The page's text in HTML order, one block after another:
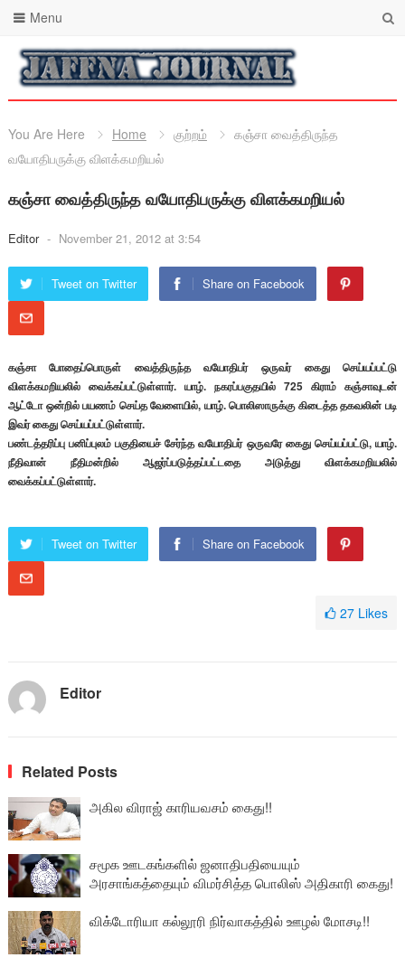
Menu
You Are Here Home குற்றம்
கஞ்சா வைத்திருந்த
வயோதிபருக்கு விளக்கமறியல்
கஞ்சா வைத்திருந்த வயோதிபருக்கு விளக்கமறியல்
Editor - November 21, 2012 at 3:54
Tweet on Twitter Share on Facebook
கஞ்சா போதைப்பொருள் வைத்திருந்த வயோதிபர் ஒருவர் கைது செய்யப்பட்டு
விளக்கமறியலில் வைக்கப்பட்டுள்ளார். யாழ். நகரப்பகுதயில் 725 கிராம் கஞ்சாவுடன்
ஆட்டோ ஒன்றில் பயணம் செய்த வேளையில், யாழ். பொலிஸாருக்கு கிடைத்த தகவலின் படி
இவர் கைது செய்யப்பட்டுள்ளார்.
பண்டத்தரிப்பு பனிப்புலம் பகுதியைச் சேர்ந்த வயோதிபர் ஒருவரே கைது செய்யப்பட்டு, யாழ்.
நீதிவான் நீதிமன்றில் ஆஜர்ப்படுத்தப்பட்டதை அடுத்து விளக்கமறியலில்
வைக்கப்பட்டுள்ளார்.
Tweet on Twitter Share on Facebook
27 Likes
Editor
Related Posts
அகில விராஜ் காரியவசம் கைது!!
சமூக ஊடகங்களில் ஜனாதிபதியையும்
அரசாங்கத்தையும் விமர்சித்த பொலிஸ் அதிகாரி கைது!
விக்டோரியா கல்லூரி நிர்வாகத்தில் ஊழல் மோசடி!!